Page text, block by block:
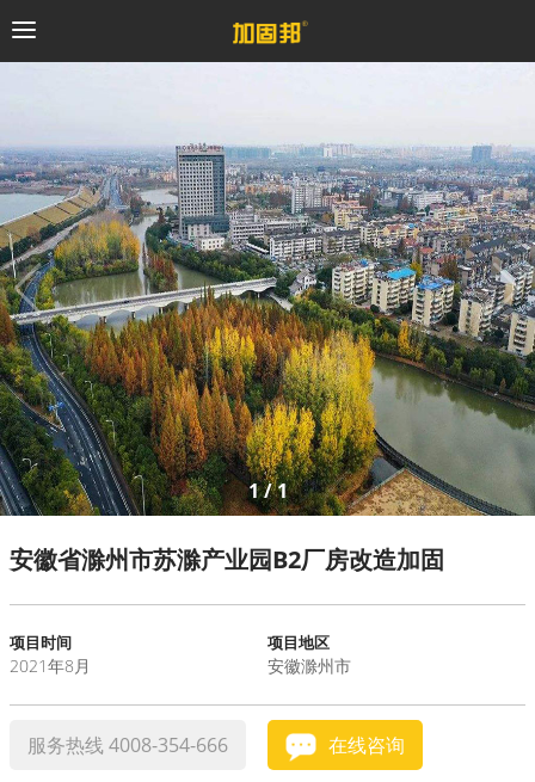
碳纤维系统
粘钢加固系统
预应力系统
植筋锚固系统
砼修复系统
桥梁支座系统
水泥基系统
新能源系统
案例中心
1/1
安徽省滁州市苏滁产业园B2厂房改造加固
项目时间
2021年8月
项目地区
安徽滁州市
服务热线 4008-354-666 在线咨询